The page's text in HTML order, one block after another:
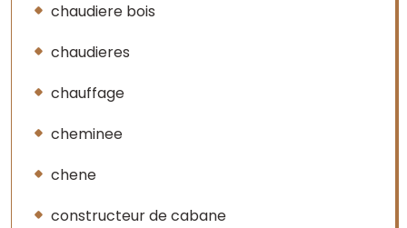
chaudiere bois
chaudieres
chauffage
cheminee
chene
constructeur de cabane